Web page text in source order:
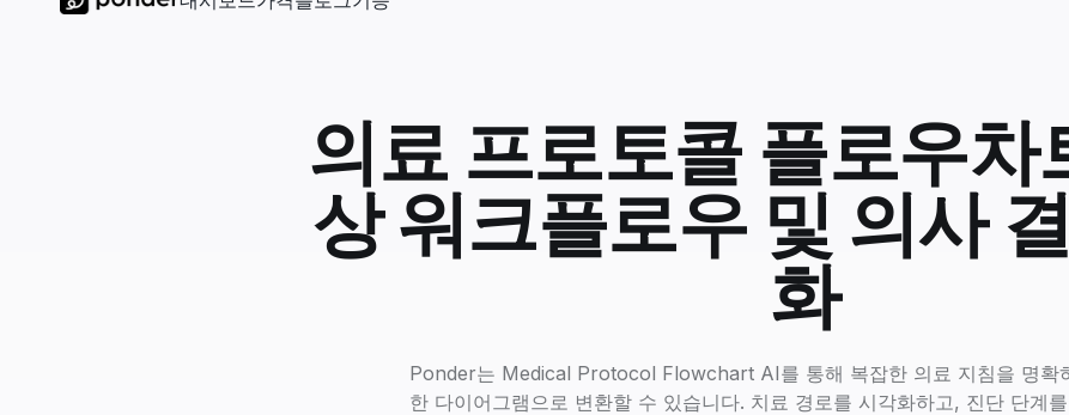
의료 프로토콜 플로우차
상 워크플로우 및 의사
화
Ponder는 Medical Protocol Flowchart AI를 통해 복잡한 의료 지침을 명확
한 다이어그램으로 변환할 수 있습니다. 치료 경로를 시각화하고, 진단 단계